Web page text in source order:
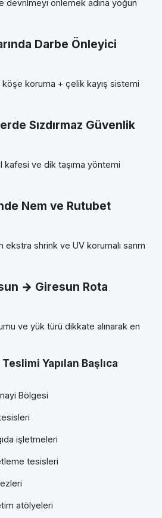
devrilmeyi önlemek adına yoğun
Darbe Önleyici
koruma + çelik kayış sistemi
Sızdırmaz Güvenlik
kafesi ve dik taşıma yöntemi
Nem ve Rutubet
ekstra shrink ve UV korumalı sarım
→ Giresun Rota
ve yük türü dikkate alınarak en
Yapılan Başlıca
Bölgesi
işletmeleri
tesisleri
atölyeleri